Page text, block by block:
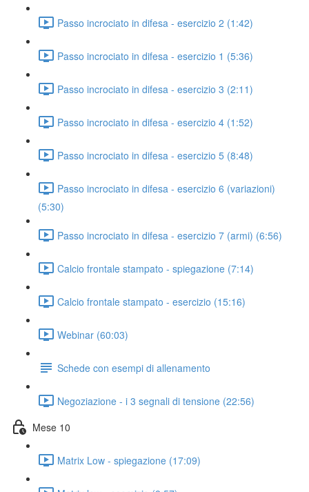
Passo incrociato in difesa - esercizio 2 (1:42)
Passo incrociato in difesa - esercizio 1 (5:36)
Passo incrociato in difesa - esercizio 3 (2:11)
Passo incrociato in difesa - esercizio 4 (1:52)
Passo incrociato in difesa - esercizio 5 (8:48)
Passo incrociato in difesa - esercizio 6 (variazioni)
(5:30)
Passo incrociato in difesa - esercizio 7 (armi) (6:56)
Calcio frontale stampato - spiegazione (7:14)
Calcio frontale stampato - esercizio (15:16)
Webinar (60:03)
Schede con esempi di allenamento
Negoziazione - i 3 segnali di tensione (22:56)
Mese 10
Matrix Low - spiegazione (17:09)